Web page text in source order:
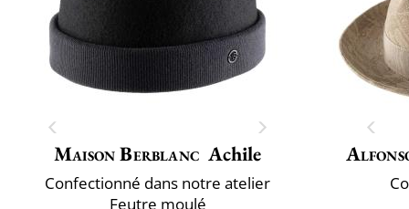
Maison Berblanc Achile
Confectionné dans notre atelier
Feutre moulé